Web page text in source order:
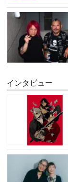
インタビュー